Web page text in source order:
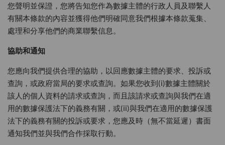
您聲明並保證，您將告知您作為數據主體的行政人員及聯繫人
有關本條款的內容並獲得他們明確同意我們根據本條款蒐集、
處理和分享他們的商業聯繫信息。
協助和通知
您應向我們提供合理的協助，以回應數據主體的要求、投訴或
查詢，或政府當局的要求或查詢。如果您收到(i)數據主體關於
該人的個人資料的請求或查詢，而且該請求或查詢與我們在適
用的數據保護法下的義務有關，或(ii)與我們在適用的數據保護
法下的義務有關的投訴或要求，您應及時（無不當延遲）書面
通知我們並與我們合作採取行動。